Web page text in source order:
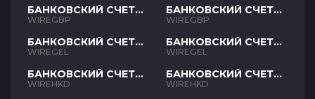
БАНКОВСКИЙ СЧЕТ
GBP
WIREGBP
БАНКОВСКИЙ СЧЕТ
GEL
WIREGEL
БАНКОВСКИЙ СЧЕТ
HKD
WIREHKD
БАНКОВСКИЙ СЧЕТ
GBP
WIREGBP
БАНКОВСКИЙ СЧЕТ
GEL
WIREGEL
БАНКОВСКИЙ СЧЕТ
HKD
WIREHKD